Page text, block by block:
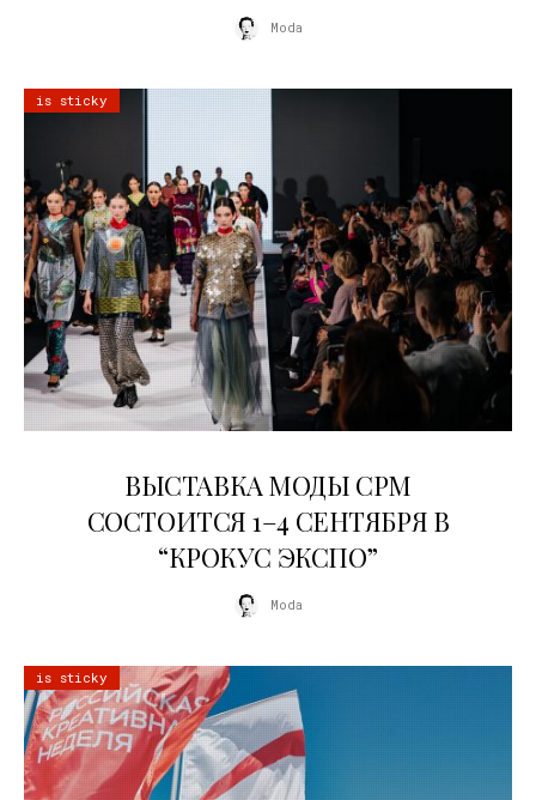
Moda
is sticky
ВЫСТАВКА МОДЫ CPM
СОСТОИТСЯ 1–4 СЕНТЯБРЯ В
“КРОКУС ЭКСПО”
Moda
is sticky